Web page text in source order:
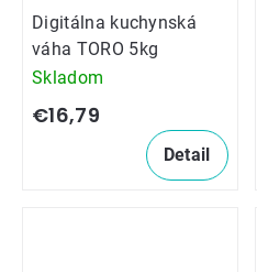
Digitálna kuchynská
váha TORO 5kg
Skladom
€16,79
Detail